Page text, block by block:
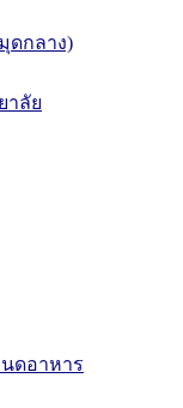
ดกลาง)
าลัย
ดอาหาร